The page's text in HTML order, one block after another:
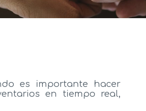
es importante hacer
en tiempo real,